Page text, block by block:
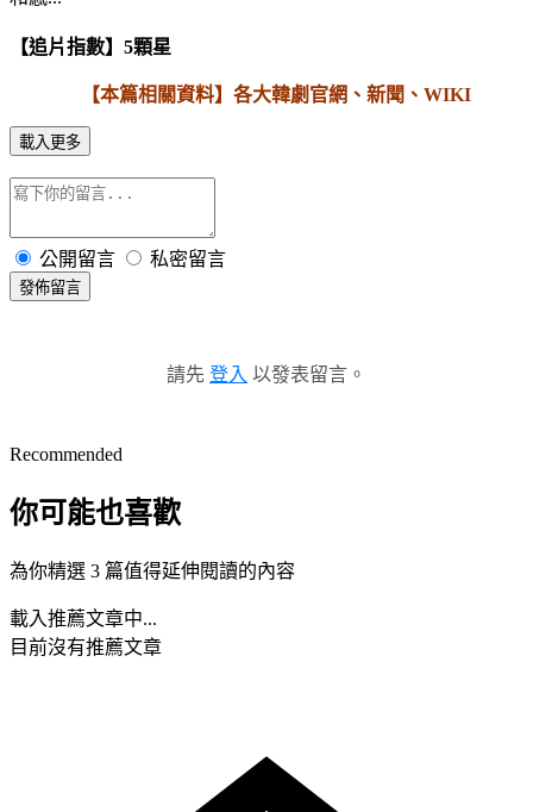
【追片指數】5顆星
【本篇相關資料】各大韓劇官網、新聞、WIKI
載入更多
公開留言 私密留言
發佈留言
請先 登入 以發表留言。
Recommended
你可能也喜歡
為你精選 3 篇值得延伸閱讀的內容
載入推薦文章中...
目前沒有推薦文章